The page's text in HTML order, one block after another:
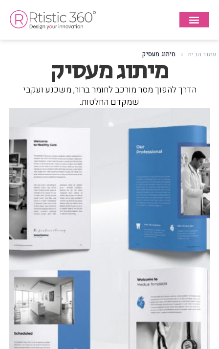
עמוד הבית » מיתוג מעסיק
מיתוג מעסיק
הדרך להפוך מסר מורכב לחומר ברור, משכנע ועקבי
שמקדם החלטות.